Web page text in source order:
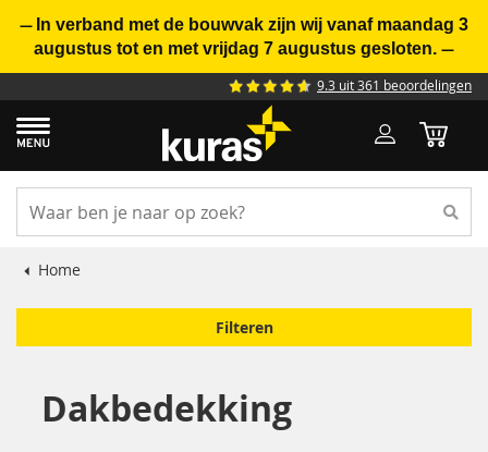
— In verband met de bouwvak zijn wij vanaf maandag 3
augustus tot en met vrijdag 7 augustus gesloten. —
9.3 uit 361 beoordelingen
Home
Dakbedekking
Filteren